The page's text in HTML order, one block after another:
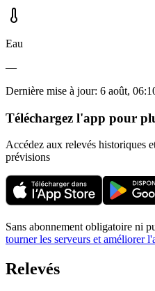
Eau
—
Dernière mise à jour: 6 août,
Téléchargez l'app pour
Accédez aux relevés historiques
prévisions
Sans abonnement obligatoire ni
tourner les serveurs et améliorer
Relevés